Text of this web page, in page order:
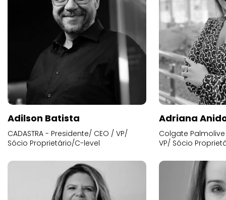
Adilson Batista
CADASTRA - Presidente/ CEO / VP/
Sócio Proprietário/C-level
Adriana
Colgate
VP/ Sócio